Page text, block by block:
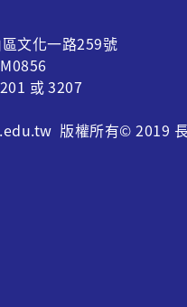
文化一路259號
或 3207
版權所有© 2019